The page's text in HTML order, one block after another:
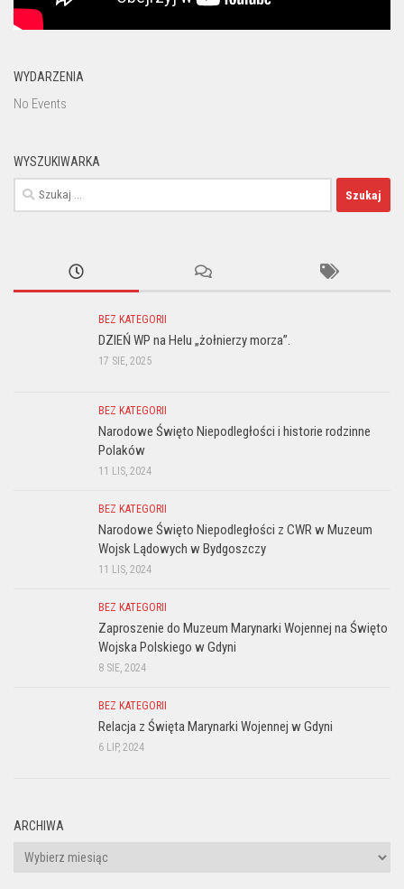
WYDARZENIA
No Events
WYSZUKIWARKA
Szukaj:
BEZ KATEGORII
DZIEŃ WP na Helu „żołnierzy morza”.
17 SIE, 2025
BEZ KATEGORII
Narodowe Święto Niepodległości i historie rodzinne
Polaków
11 LIS, 2024
BEZ KATEGORII
Narodowe Święto Niepodległości z CWR w Muzeum
Wojsk Lądowych w Bydgoszczy
11 LIS, 2024
BEZ KATEGORII
Zaproszenie do Muzeum Marynarki Wojennej na Święto
Wojska Polskiego w Gdyni
8 SIE, 2024
BEZ KATEGORII
Relacja z Święta Marynarki Wojennej w Gdyni
6 LIP, 2024
ARCHIWA
Archiwa